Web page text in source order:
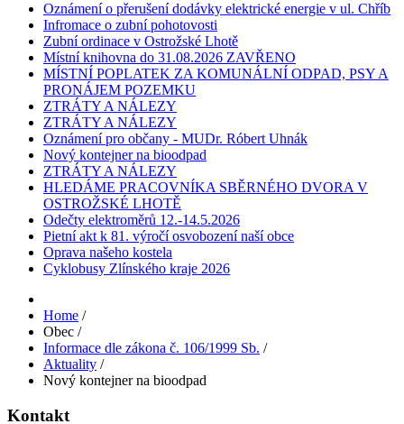
Oznámení o přerušení dodávky elektrické energie v ul. Chříb
Infromace o zubní pohotovosti
Zubní ordinace v Ostrožské Lhotě
Místní knihovna do 31.08.2026 ZAVŘENO
MÍSTNÍ POPLATEK ZA KOMUNÁLNÍ ODPAD, PSY A
PRONÁJEM POZEMKU
ZTRÁTY A NÁLEZY
ZTRÁTY A NÁLEZY
Oznámení pro občany - MUDr. Róbert Uhnák
Nový kontejner na bioodpad
ZTRÁTY A NÁLEZY
HLEDÁME PRACOVNÍKA SBĚRNÉHO DVORA V
OSTROŽSKÉ LHOTĚ
Odečty elektroměrů 12.-14.5.2026
Pietní akt k 81. výročí osvobození naší obce
Oprava našeho kostela
Cyklobusy Zlínského kraje 2026
Home /
Obec /
Informace dle zákona č. 106/1999 Sb. /
Aktuality /
Nový kontejner na bioodpad
Kontakt